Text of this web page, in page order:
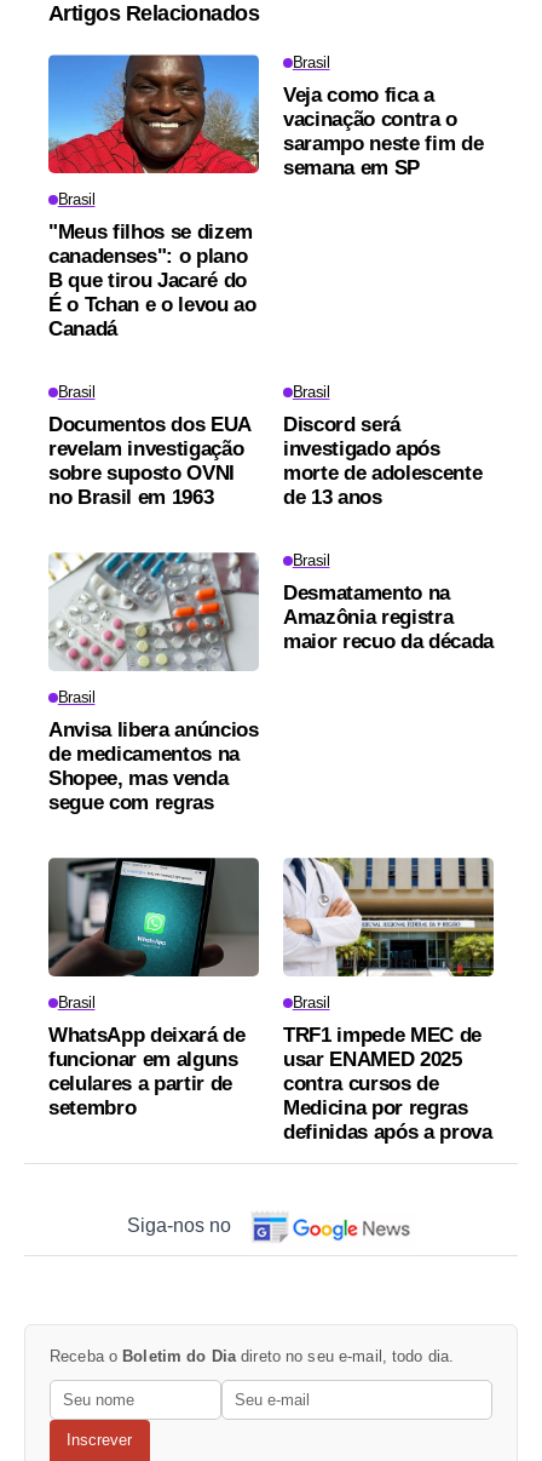
Artigos Relacionados
Brasil
"Meus filhos se dizem
canadenses": o plano
B que tirou Jacaré do
É o Tchan e o levou ao
Canadá
Brasil
Veja como fica a
vacinação contra o
sarampo neste fim de
semana em SP
Brasil
Documentos dos EUA
revelam investigação
sobre suposto OVNI
no Brasil em 1963
Brasil
Discord será
investigado após
morte de adolescente
de 13 anos
Brasil
Anvisa libera anúncios
de medicamentos na
Shopee, mas venda
segue com regras
Brasil
Desmatamento na
Amazônia registra
maior recuo da década
Brasil
WhatsApp deixará de
funcionar em alguns
celulares a partir de
setembro
Brasil
TRF1 impede MEC de
usar ENAMED 2025
contra cursos de
Medicina por regras
definidas após a prova
Siga-nos no
Receba o Boletim do Dia direto no seu e-mail, todo dia.
Inscrever